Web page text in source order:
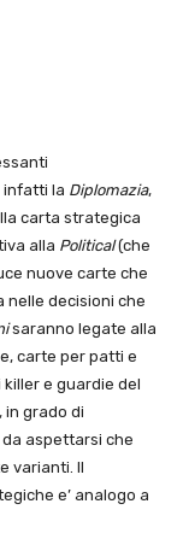
infatti la Diplomazia,
carta strategica
alla Political(che
nuove carte che
nelle decisioni che
saranno legate alla
carte per patti e
e guardie del
in grado di
da aspettarsi che
varianti. Il
e’ analogo a